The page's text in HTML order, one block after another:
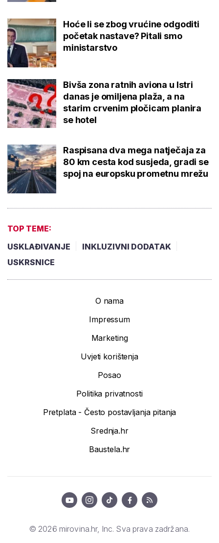
Hoće li se zbog vrućine odgoditi
početak nastave? Pitali smo
ministarstvo
Bivša zona ratnih aviona u Istri
danas je omiljena plaža, a na
starim crvenim pločicam planira
se hotel
Raspisana dva mega natječaja za
80 km cesta kod susjeda, gradi se
spoj na europsku prometnu mrežu
TOP TEME:
USKLAĐIVANJE
INKLUZIVNI DODATAK
USKRSNICE
O nama
Impressum
Marketing
Uvjeti korištenja
Posao
Politika privatnosti
Pretplata - Često postavljanja pitanja
Srednja.hr
Baustela.hr
© 2026 mirovina.hr, Inc. Sva prava zadržana.